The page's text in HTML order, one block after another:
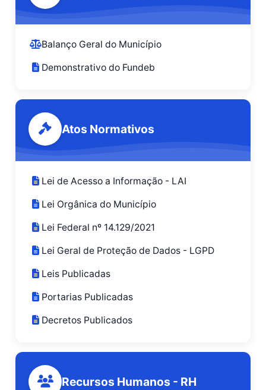
Balanço Geral do Município
Demonstrativo do Fundeb
Atos Normativos
Lei de Acesso a Informação - LAI
Lei Orgânica do Município
Lei Federal nº 14.129/2021
Lei Geral de Proteção de Dados - LGPD
Leis Publicadas
Portarias Publicadas
Decretos Publicados
Recursos Humanos - RH